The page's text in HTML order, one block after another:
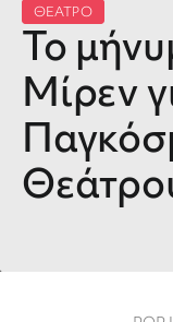
ΘΕΑΤΡΟ
To
Μίρεν